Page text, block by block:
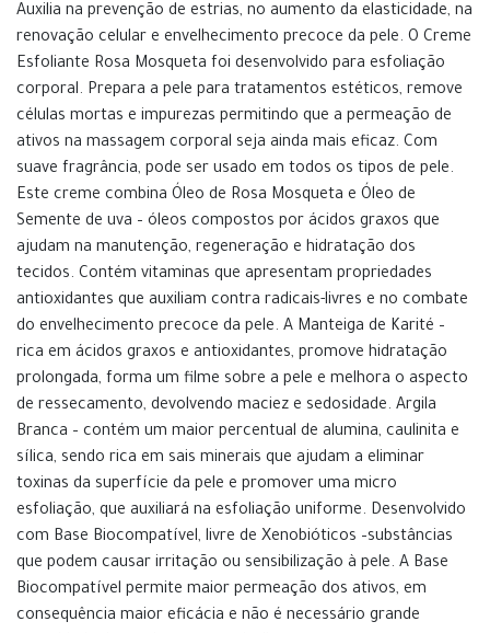
Auxilia na prevenção de estrias, no aumento da elasticidade, na
renovação celular e envelhecimento precoce da pele. O Creme
Esfoliante Rosa Mosqueta foi desenvolvido para esfoliação
corporal. Prepara a pele para tratamentos estéticos, remove
células mortas e impurezas permitindo que a permeação de
ativos na massagem corporal seja ainda mais eficaz. Com
suave fragrância, pode ser usado em todos os tipos de pele.
Este creme combina Óleo de Rosa Mosqueta e Óleo de
Semente de uva – óleos compostos por ácidos graxos que
ajudam na manutenção, regeneração e hidratação dos
tecidos. Contém vitaminas que apresentam propriedades
antioxidantes que auxiliam contra radicais-livres e no combate
do envelhecimento precoce da pele. A Manteiga de Karité –
rica em ácidos graxos e antioxidantes, promove hidratação
prolongada, forma um filme sobre a pele e melhora o aspecto
de ressecamento, devolvendo maciez e sedosidade. Argila
Branca – contém um maior percentual de alumina, caulinita e
sílica, sendo rica em sais minerais que ajudam a eliminar
toxinas da superfície da pele e promover uma micro
esfoliação, que auxiliará na esfoliação uniforme. Desenvolvido
com Base Biocompatível, livre de Xenobióticos –substâncias
que podem causar irritação ou sensibilização à pele. A Base
Biocompatível permite maior permeação dos ativos, em
consequência maior eficácia e não é necessário grande